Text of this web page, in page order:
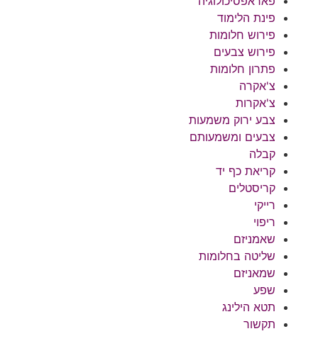
פינת הלימוד
פירוש חלומות
פירוש צבעים
פתרון חלומות
צ'אקרה
צ'אקרות
צבע ירוק משמעות
צבעים ומשמעותם
קבלה
קריאת כף יד
קריסטלים
רייקי
ריפוי
שאמניזם
שליטה בחלומות
שמאניזם
שפע
תטא הילינג
תקשור